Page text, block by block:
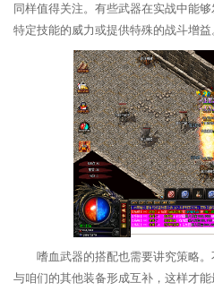
同样值得关注。有些武器在实战中能
特定技能的威力或提供特殊的战斗增益
嗜血武器的搭配也需要讲究策略
与咱们的其他装备形成互补，这样才